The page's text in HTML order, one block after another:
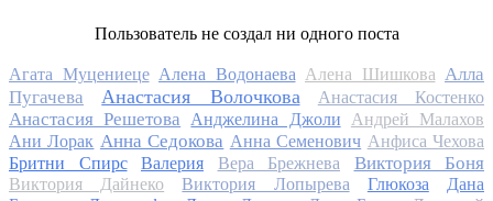
Пользователь не создал ни одного поста
Агата Муцениеце Алена Водонаева Алена Шишкова Алла
Пугачева
Анастасия Волочкова Анастасия Костенко
Анастасия Решетова Анджелина Джоли
Андрей Малахов
Ани Лорак Анна Седокова Анна Семенович Анфиса Чехова
Бритни Спирс
Валерия Вера Брежнева Виктория Боня
Виктория Дайнеко Виктория Лопырева Глюкоза
Дана